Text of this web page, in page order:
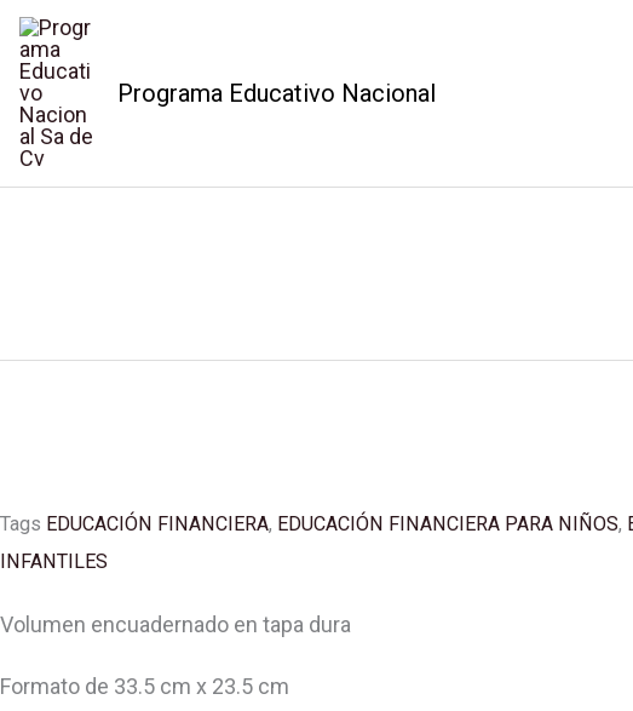
contenido
Programa Educativo Nacional
Volver A La Tienda
Tags EDUCACIÓN FINANCIERA, EDUCACIÓN FINANCIERA PARA NIÑOS,
INFANTILES
Volumen encuadernado en tapa dura
Formato de 33.5 cm x 23.5 cm
LIBRO